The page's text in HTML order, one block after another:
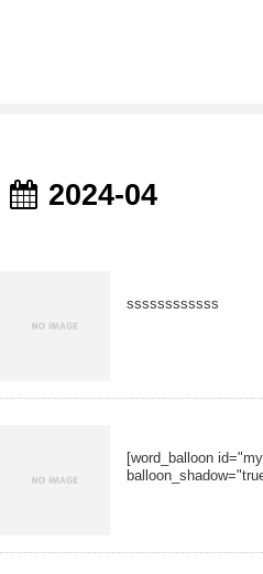
2024-04
ssssssssssss
[word_balloon